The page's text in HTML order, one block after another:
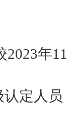
2023年11
定人员